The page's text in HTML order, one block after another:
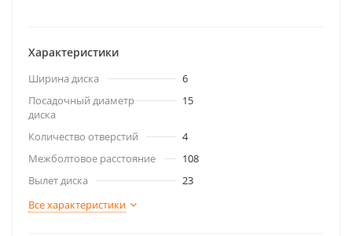
Характеристики
Ширина диска
6
Посадочный диаметр
диска
15
Количество отверстий
4
Межболтовое расстояние
108
Вылет диска
23
Все характеристики